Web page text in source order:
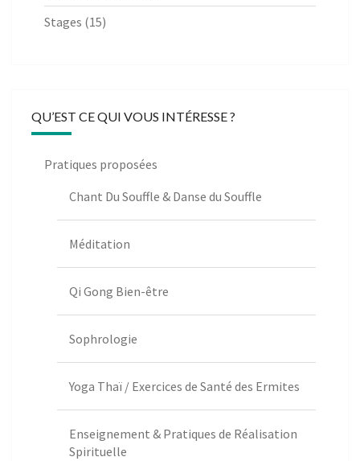
Stages (15)
QU’EST CE QUI VOUS INTÉRESSE ?
Pratiques proposées
Chant Du Souffle & Danse du Souffle
Méditation
Qi Gong Bien-être
Sophrologie
Yoga Thaï / Exercices de Santé des Ermites
Enseignement & Pratiques de Réalisation
Spirituelle